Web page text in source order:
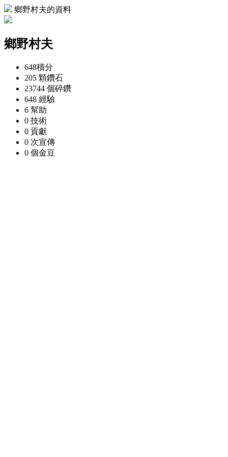
鄉野村夫的資料
鄉野村夫
648積分
205 顆鑽石
23744 個碎鑽
648 經驗
6 幫助
0 技術
0 貢獻
0 次宣傳
0 個金豆